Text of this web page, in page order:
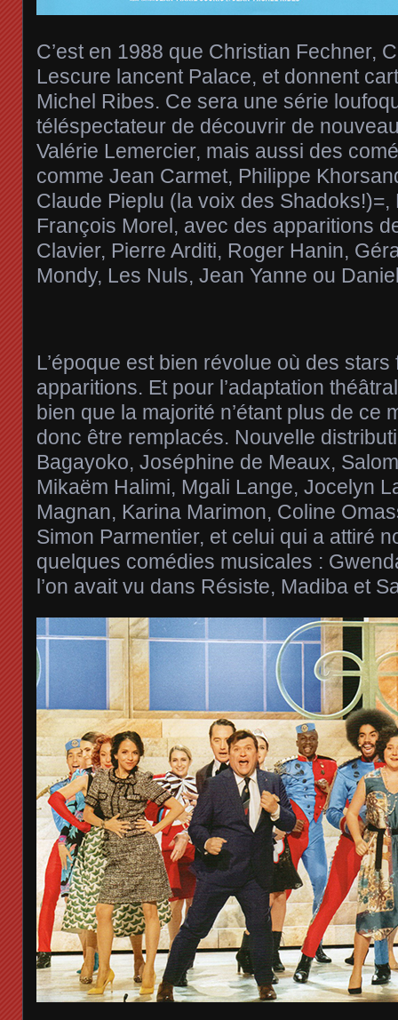
C’est en 1988 que Christian Fechner,
Lescure lancent Palace, et donnent
Michel Ribes. Ce sera une série
téléspectateur de découvrir de
Valérie Lemercier, mais aussi des
comme Jean Carmet, Philippe
Claude Pieplu (la voix des Shadoks!)=,
François Morel, avec des apparitions
Clavier, Pierre Arditi, Roger Hanin,
Mondy, Les Nuls, Jean Yanne ou
L’époque est bien révolue où des
apparitions. Et pour l’adaptation
bien que la majorité n’étant plus de ce
donc être remplacés. Nouvelle
Bagayoko, Joséphine de Meaux,
Mikaëm Halimi, Mgali Lange, Jocelyn
Magnan, Karina Marimon, Coline
Simon Parmentier, et celui qui a attiré
quelques comédies musicales :
l’on avait vu dans Résiste, Madiba et